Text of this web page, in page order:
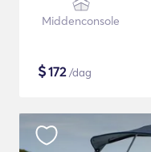
Middenconsole
$172/dag